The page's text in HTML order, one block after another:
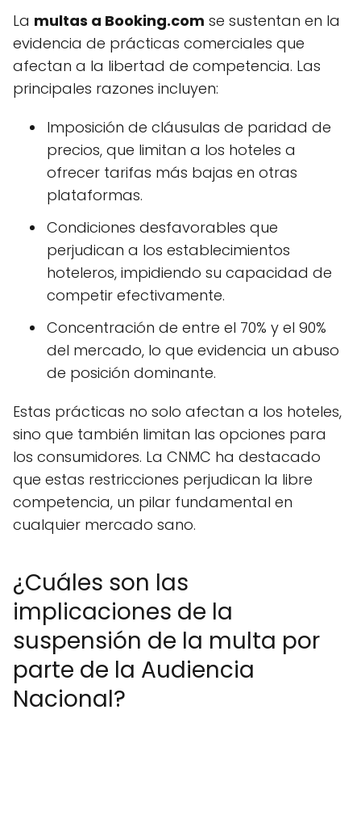
La multas a Booking.com se sustentan en la
evidencia de prácticas comerciales que
afectan a la libertad de competencia. Las
principales razones incluyen:
Imposición de cláusulas de paridad de
precios, que limitan a los hoteles a
ofrecer tarifas más bajas en otras
plataformas.
Condiciones desfavorables que
perjudican a los establecimientos
hoteleros, impidiendo su capacidad de
competir efectivamente.
Concentración de entre el 70% y el 90%
del mercado, lo que evidencia un abuso
de posición dominante.
Estas prácticas no solo afectan a los hoteles,
sino que también limitan las opciones para
los consumidores. La CNMC ha destacado
que estas restricciones perjudican la libre
competencia, un pilar fundamental en
cualquier mercado sano.
¿Cuáles son las
implicaciones de la
suspensión de la multa por
parte de la Audiencia
Nacional?